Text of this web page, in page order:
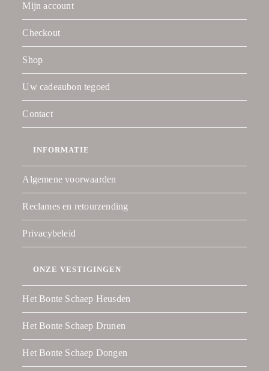
Mijn account
Checkout
Shop
Uw cadeaubon tegoed
Contact
INFORMATIE
Algemene voorwaarden
Reclames en retourzending
Privacybeleid
ONZE VESTIGINGEN
Het Bonte Schaep Heusden
Het Bonte Schaep Drunen
Het Bonte Schaep Dongen